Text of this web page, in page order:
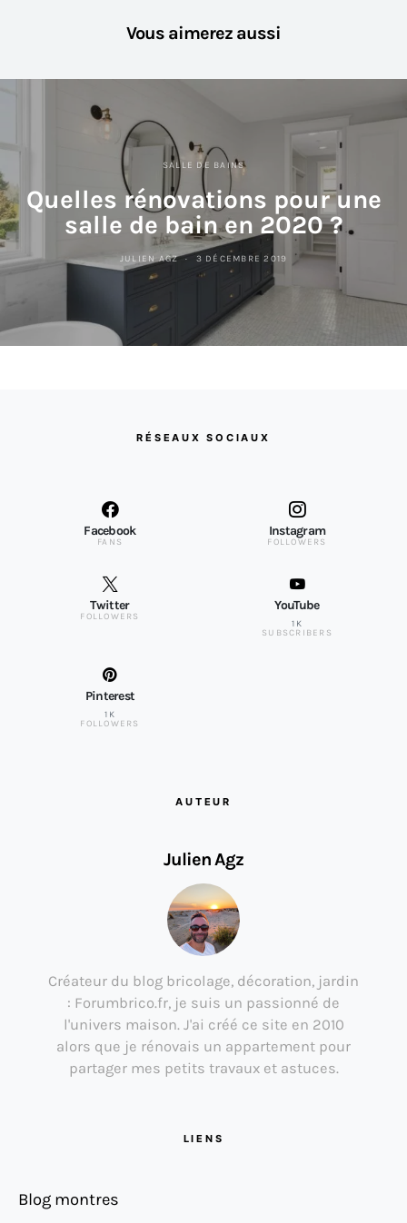
Vous aimerez aussi
SALLE DE BAINS
Quelles rénovations pour une
salle de bain en 2020 ?
JULIEN AGZ 3 DÉCEMBRE 2019
RÉSEAUX SOCIAUX
Facebook
FANS
Instagram
FOLLOWERS
Twitter
FOLLOWERS
YouTube
1K
SUBSCRIBERS
Pinterest
1K
FOLLOWERS
AUTEUR
Julien Agz
Créateur du blog bricolage, décoration, jardin
: Forumbrico.fr, je suis un passionné de
l'univers maison. J'ai créé ce site en 2010
alors que je rénovais un appartement pour
partager mes petits travaux et astuces.
LIENS
Blog montres